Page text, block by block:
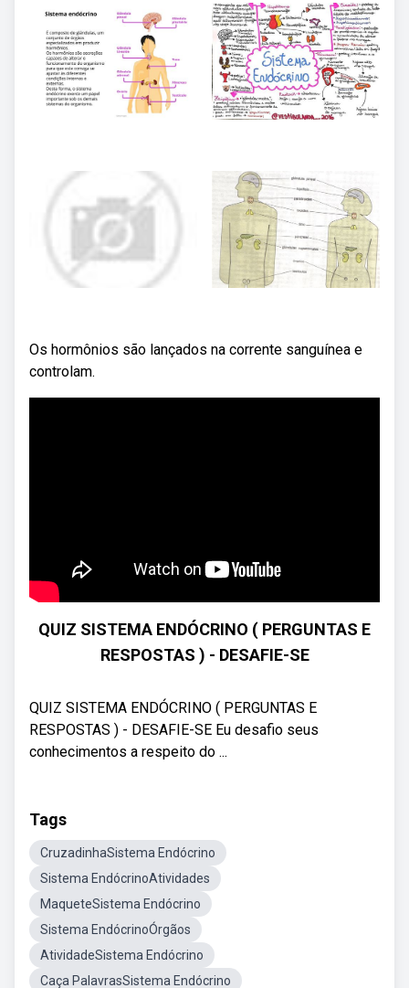
Os hormônios são lançados na corrente sanguínea e
controlam.
QUIZ SISTEMA ENDÓCRINO ( PERGUNTAS E
RESPOSTAS ) - DESAFIE-SE
QUIZ SISTEMA ENDÓCRINO ( PERGUNTAS E
RESPOSTAS ) - DESAFIE-SE Eu desafio seus
conhecimentos a respeito do ...
Tags
CruzadinhaSistema Endócrino
Sistema EndócrinoAtividades
MaqueteSistema Endócrino
Sistema EndócrinoÓrgãos
AtividadeSistema Endócrino
Caça PalavrasSistema Endócrino